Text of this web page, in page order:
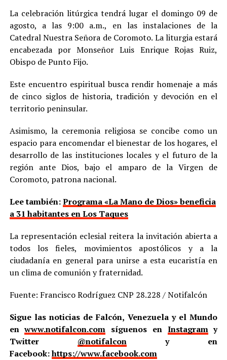
La celebración litúrgica tendrá lugar el domingo 09 de
agosto, a las 9:00 a.m., en las instalaciones de la
Catedral Nuestra Señora de Coromoto. La liturgia estará
encabezada por Monseñor Luis Enrique Rojas Ruiz,
Obispo de Punto Fijo.
Este encuentro espiritual busca rendir homenaje a más
de cinco siglos de historia, tradición y devoción en el
territorio peninsular.
Asimismo, la ceremonia religiosa se concibe como un
espacio para encomendar el bienestar de los hogares, el
desarrollo de las instituciones locales y el futuro de la
región ante Dios, bajo el amparo de la Virgen de
Coromoto, patrona nacional.
Lee también:Programa «La Mano de Dios» beneficia
a 31 habitantes en Los Taques
La representación eclesial reitera la invitación abierta a
todos los fieles, movimientos apostólicos y a la
ciudadanía en general para unirse a esta eucaristía en
un clima de comunión y fraternidad.
Fuente: Francisco Rodríguez CNP 28.228 / Notifalcón
Sigue las noticias de Falcón, Venezuela y el Mundo
enwww.notifalcon.com síguenos en Instagramy
Twitter @notifalcony en
Facebook:https://www.facebook.com